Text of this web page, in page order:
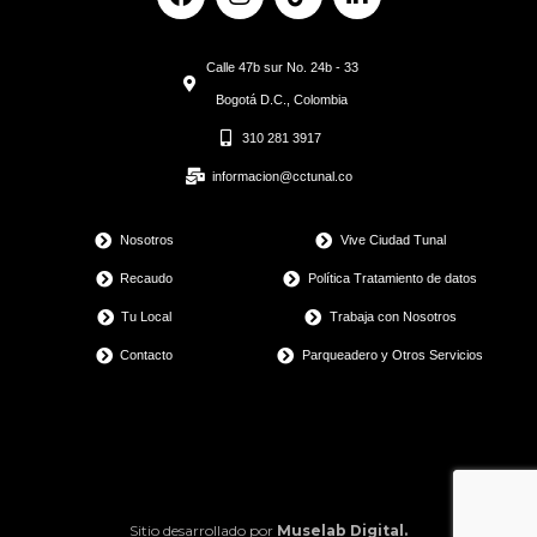
a
b
o
n
a
g
r
a
m
i
o
k
i
e
Calle 47b sur No. 24b - 33
Bogotá D.C., Colombia
310 281 3917
informacion@cctunal.co
Nosotros
Recaudo
Tu Local
Contacto
Vive Ciudad Tunal
Política Tratamiento de datos
Trabaja con Nosotros
Parqueadero y Otros Servicios
Sitio desarrollado por Muselab Digital.